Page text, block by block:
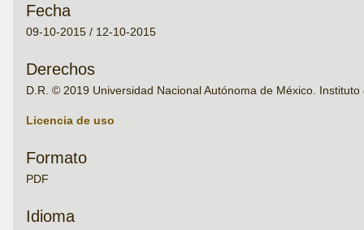
Fecha
09-10-2015 / 12-10-2015
Derechos
D.R. © 2019 Universidad Nacional Autónoma de México.
Licencia de uso
Formato
PDF
Idioma